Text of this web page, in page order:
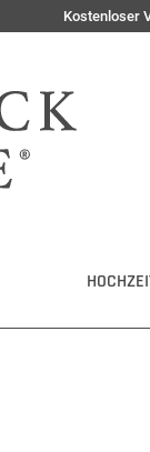
Kostenloser